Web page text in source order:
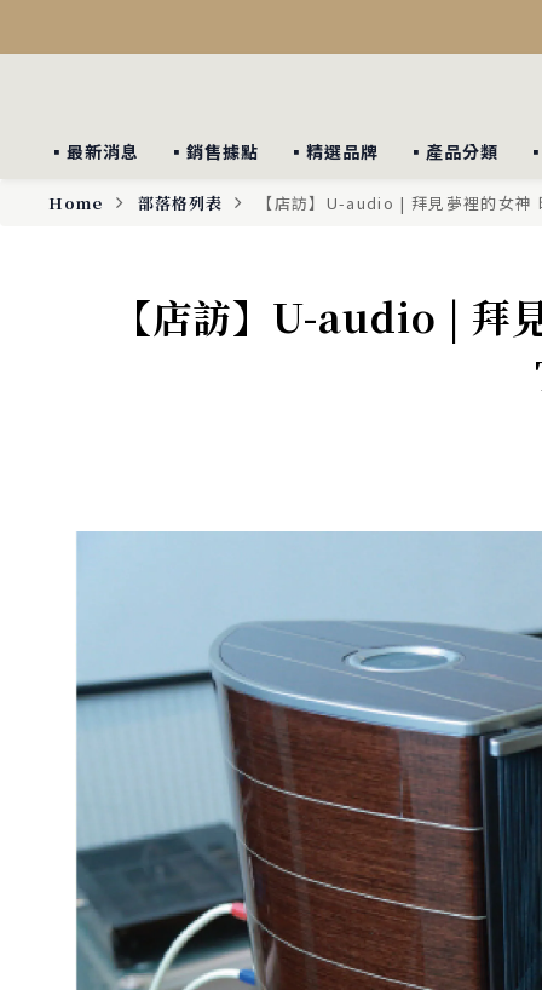
▪︎最新消息 ▪︎銷售據點 ▪︎精選品牌 ▪︎產品分類
Home 部落格列表 【店訪】U-audio | 拜見夢裡的女
【店訪】U-audio |